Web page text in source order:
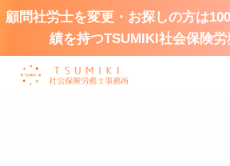
顧問社労士を変更・お探しの方は
績を持つTSUMIKI社会保険